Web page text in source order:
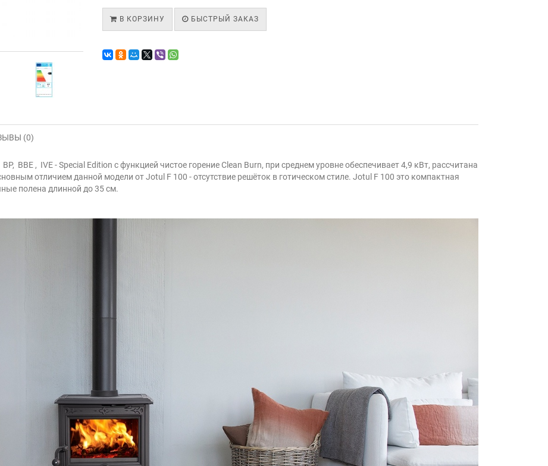
В КОРЗИНУ БЫСТРЫЙ ЗАКАЗ
(0)
BBE , IVE - Special Edition с функцией чистое горение Clean Burn, при среднем уровне обеспечивает 4,9 кВт, рассчитана
отличием данной модели от Jotul F 100 - отсутствие решёток в готическом стиле. Jotul F 100 это компактная
полена длинной до 35 см.